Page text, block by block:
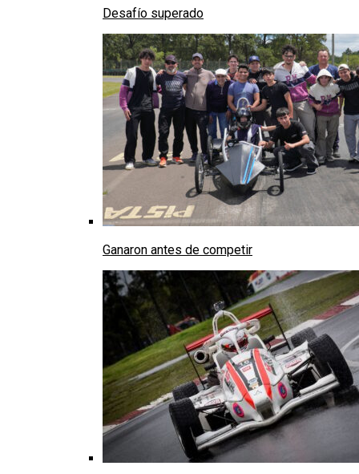
Desafío superado
Ganaron antes de competir